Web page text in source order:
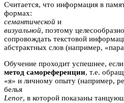
Считается, что информация в
формах:
семантической и
визуальной, поэтому
сопровождать текстовой
абстрактных слов (например,
Обучение проходит успешнее, если
метод самореференции, т.е.
«я» и личному опыту (например,
белья
Lenor, в которой показаны